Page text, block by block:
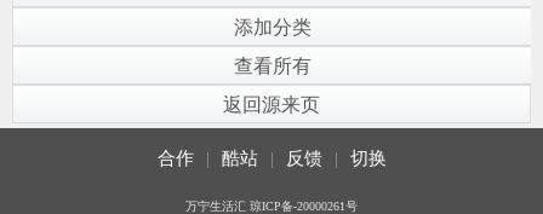
添加分类
查看所有
返回源来页
合作 | 酷站 | 反馈 | 切换
万宁生活汇 琼ICP备-20000261号